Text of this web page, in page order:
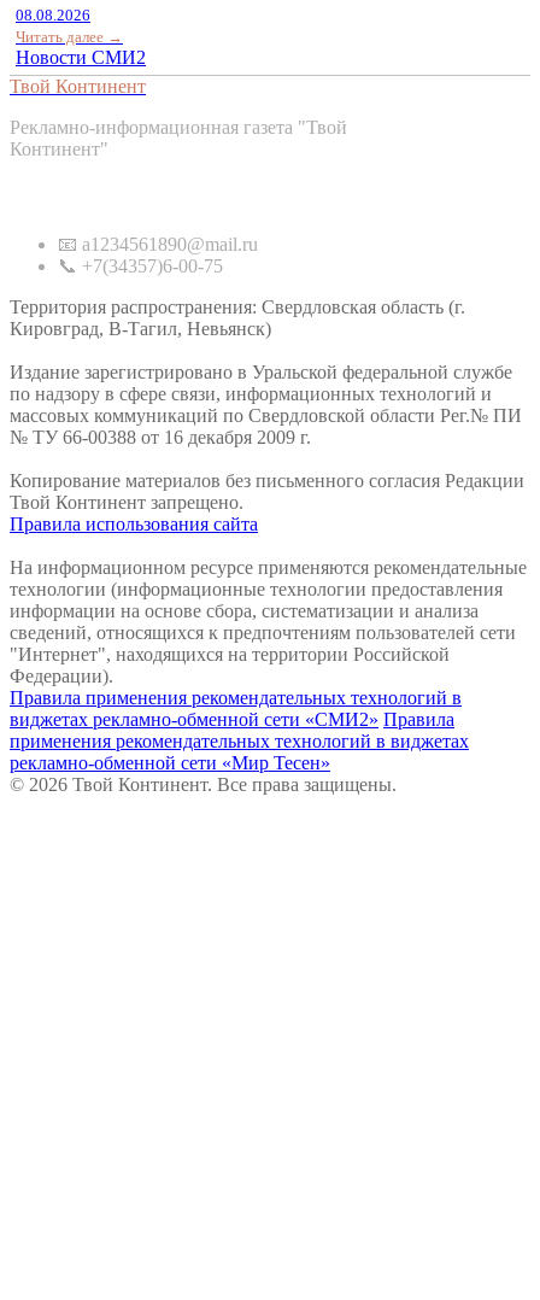
08.08.2026
Читать далее →
Новости СМИ2
Твой Континент
Рекламно-информационная газета "Твой
Континент"
📧 a1234561890@mail.ru
📞 +7(34357)6-00-75
Территория распространения: Свердловская область (г.
Кировград, В-Тагил, Невьянск)
Издание зарегистрировано в Уральской федеральной службе
по надзору в сфере связи, информационных технологий и
массовых коммуникаций по Свердловской области Рег.№ ПИ
№ ТУ 66-00388 от 16 декабря 2009 г.
Копирование материалов без письменного согласия Редакции
Твой Континент запрещено.
Правила использования сайта
На информационном ресурсе применяются рекомендательные
технологии (информационные технологии предоставления
информации на основе сбора, систематизации и анализа
сведений, относящихся к предпочтениям пользователей сети
"Интернет", находящихся на территории Российской
Федерации).
Правила применения рекомендательных технологий в
виджетах рекламно-обменной сети «СМИ2» Правила
применения рекомендательных технологий в виджетах
рекламно-обменной сети «Мир Тесен»
© 2026 Твой Континент. Все права защищены.